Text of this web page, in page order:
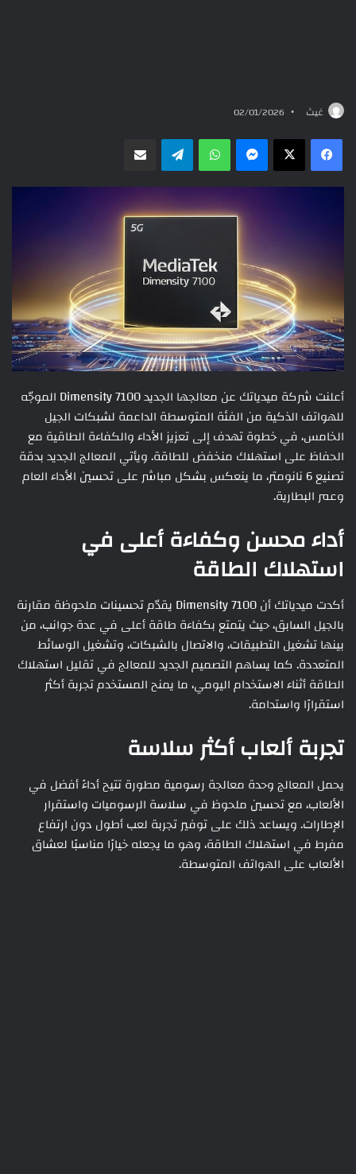
غيث 02/01/2026
ماسنجر واتسابتيلقرام
أعلنت شركة ميدياتك عن معالجها الجديد Dimensity 7100 الموجّه
للهواتف الذكية من الفئة المتوسطة الداعمة لشبكات الجيل
الخامس، في خطوة تهدف إلى تعزيز الأداء والكفاءة الطاقية مع
الحفاظ على استهلاك منخفض للطاقة. ويأتي المعالج الجديد بدقة
تصنيع 6 نانومتر، ما ينعكس بشكل مباشر على تحسين الأداء العام
وعمر البطارية.
أداء محسن وكفاءة أعلى في
استهلاك الطاقة
أكدت ميدياتك أن Dimensity 7100 يقدّم تحسينات ملحوظة مقارنة
بالجيل السابق، حيث يتمتع بكفاءة طاقة أعلى في عدة جوانب، من
بينها تشغيل التطبيقات، والاتصال بالشبكات، وتشغيل الوسائط
المتعددة. كما يساهم التصميم الجديد للمعالج في تقليل استهلاك
الطاقة أثناء الاستخدام اليومي، ما يمنح المستخدم تجربة أكثر
استقرارًا واستدامة.
تجربة ألعاب أكثر سلاسة
يحمل المعالج وحدة معالجة رسومية مطورة تتيح أداءً أفضل في
الألعاب، مع تحسين ملحوظ في سلاسة الرسوميات واستقرار
الإطارات. ويساعد ذلك على توفير تجربة لعب أطول دون ارتفاع
مفرط في استهلاك الطاقة، وهو ما يجعله خيارًا مناسبًا لعشاق
الألعاب على الهواتف المتوسطة.